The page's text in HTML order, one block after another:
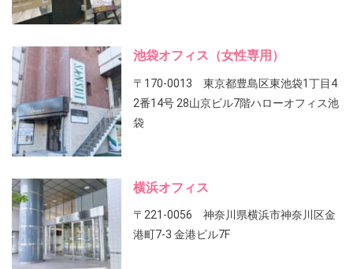
池袋オフィス（女性専用）
〒170-0013 東京都豊島区東池袋1丁目4
2番14号 28山京ビル7階ハローオフィス池
袋
横浜オフィス
〒221-0056 神奈川県横浜市神奈川区金
港町7-3 金港ビル7F